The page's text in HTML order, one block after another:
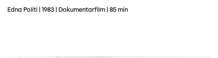
Edna Politi | 1983 | Dokumentarfilm | 85 min